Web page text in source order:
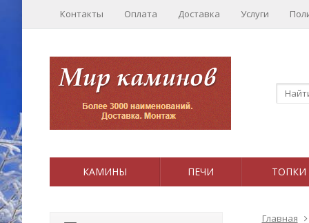
Контакты Оплата Доставка Услуги
КАМИНЫ ПЕЧИ ТОПКИ
Главная